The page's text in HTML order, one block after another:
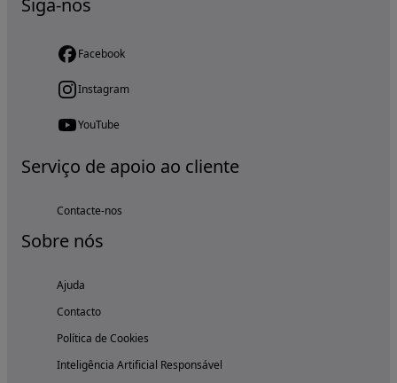
Siga-nos
Facebook
Instagram
YouTube
Serviço de apoio ao cliente
Contacte-nos
Sobre nós
Ajuda
Contacto
Política de Cookies
Inteligência Artificial Responsável